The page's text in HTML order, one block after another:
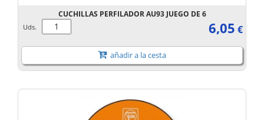
CUCHILLAS PERFILADOR AU93 JUEGO DE 6
Uds. 6,05 €
añadir a la cesta